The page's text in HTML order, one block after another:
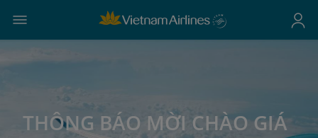
THÔNG BÁO MỜI CHÀO GIÁ